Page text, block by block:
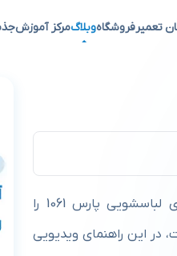
تعمیرفروشگاهوبلاگمرکز آموزش
اگر معنی گزینه‌های روی ولوم لباسشویی و برنامه شستشوی لباسشویی پارس 1061 را
در این راهنمای ویدیویی